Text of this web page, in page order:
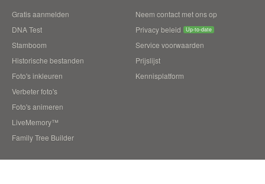
Gratis aanmelden
DNA Test
Stamboom
Historische bestanden
Foto's inkleuren
Verbeter foto's
Foto's animeren
LiveMemory™
Family Tree Builder
Neem contact met ons op
Privacy beleid
Up-to-date
Service voorwaarden
Prijslijst
Kennisplatform